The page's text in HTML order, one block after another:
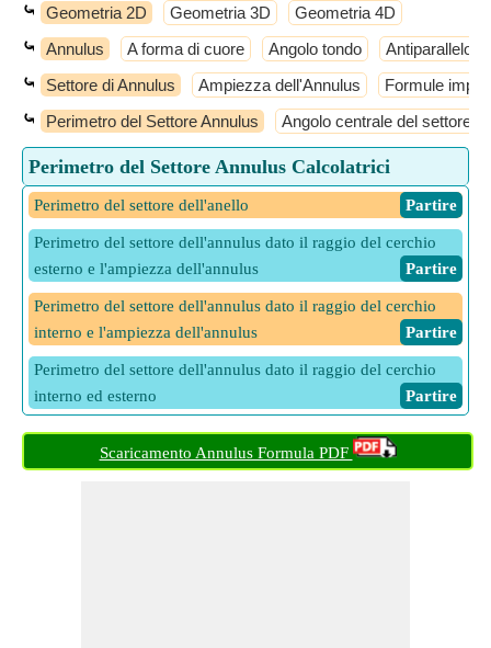
⤿ Geometria 2D Geometria 3D Geometria 4D
⤿ Annulus A forma di cuore Angolo tondo
⤿ Settore di Annulus Ampiezza dell'Annulus Formule
⤿ Perimetro del Settore Annulus Angolo centrale del settore
Perimetro del Settore Annulus Calcolatrici
Perimetro del settore dell'anello ​ Partire
Perimetro del settore dell'annulus dato il raggio del cerchio
esterno e l'ampiezza dell'annulus
​ Partire
Perimetro del settore dell'annulus dato il raggio del cerchio
interno e l'ampiezza dell'annulus
​ Partire
Perimetro del settore dell'annulus dato il raggio del cerchio
interno ed esterno
​ Partire
Scaricamento Annulus Formula PDF